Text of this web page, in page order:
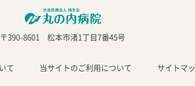
〒390-8601 松本市渚1丁目7番45号
て 当サイトのご利用について サイトマ